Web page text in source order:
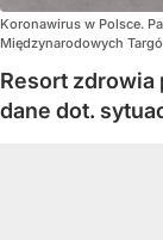
Koronawirus w Polsce.
Międzynarodowych
Resort zdrowia
dane dot.